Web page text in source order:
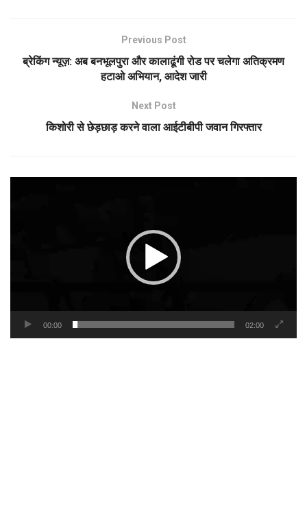
Previous Post
ब्रेकिंग न्यूज़: अब बनभूलपुरा और कालाढूंगी रोड पर चलेगा अतिक्रमण
हटाओ अभियान, आदेश जारी
Next Post
किशोरी से छेड़छाड़ करने वाला आईटीबीपी जवान गिरफ्तार
00:00 02:00